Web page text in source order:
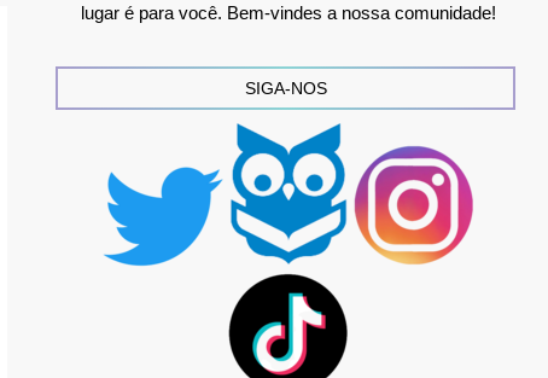
lugar é para você. Bem-vindes a nossa comunidade!
SIGA-NOS